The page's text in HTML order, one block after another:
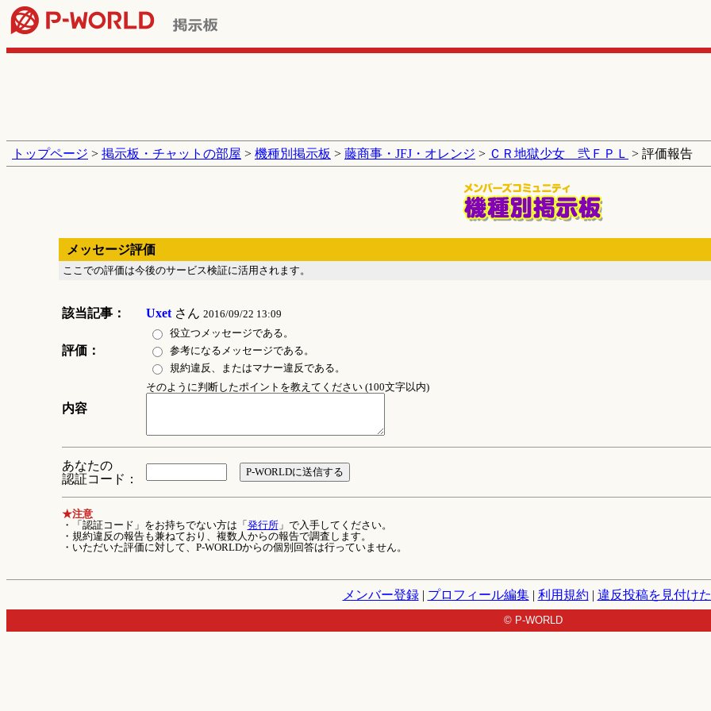
トップページ > 掲示板・チャットの部屋 > 機種別掲示板 > 藤商事・JFJ・オレンジ > ＣＲ地獄少女 弐ＦＰＬ > 評価報告
メッセージ評価
ここでの評価は今後のサービス検証に活用されます。
該当記事： Uxetさん 2016/09/22 13:09
評価：
役立つメッセージである。
参考になるメッセージである。
規約違反、またはマナー違反である。
内容
そのように判断したポイントを教えてください (100文字以内)
あなたの
認証コード：
★注意
・「認証コード」をお持ちでない方は「 発行所」で入手してください。
・規約違反の報告も兼ねており、複数人からの報告で調査します。
・いただいた評価に対して、P-WORLDからの個別回答は行っていません。
メンバー登録| プロフィール編集| 利用規約 | 違反投稿を見付け
© P-WORLD